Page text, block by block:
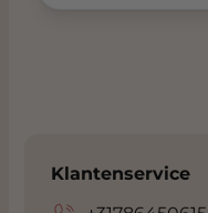
Klantenservice